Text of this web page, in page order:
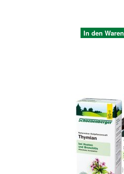
In den